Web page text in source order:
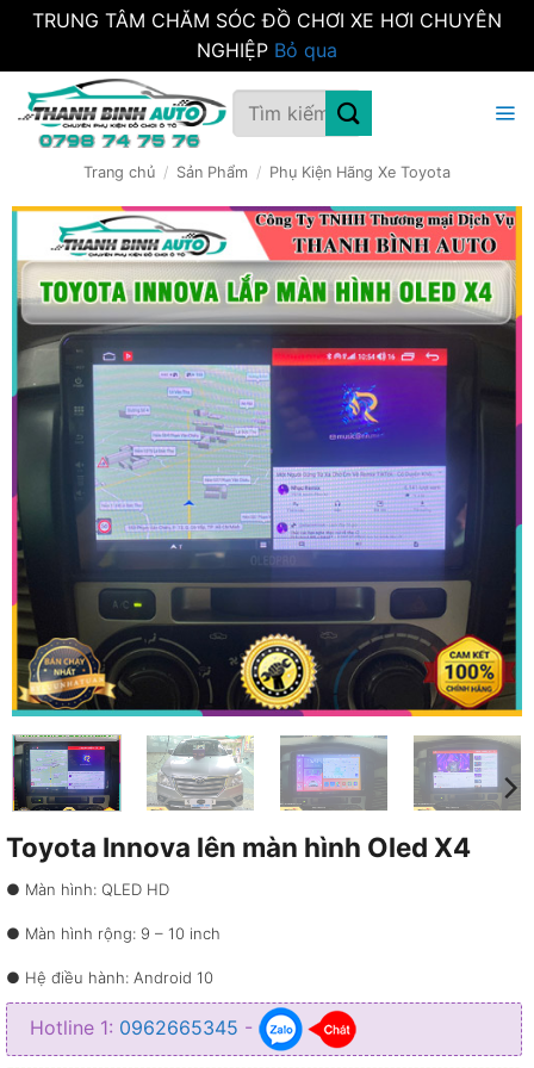
TRUNG TÂM CHĂM SÓC ĐỒ CHƠI XE HƠI CHUYÊN
NGHIỆP Bỏ qua
qua
Tìm
kiếm:
Trang chủ / Sản Phẩm / Phụ Kiện Hãng Xe Toyota
Toyota Innova lên màn hình Oled X4
● Màn hình: QLED HD
● Màn hình rộng: 9 – 10 inch
● Hệ điều hành: Android 10
● Bộ nhớ: 4GB RAM + 32GB ROM CPU 8 Core
Hotline 1: 0962665345 -